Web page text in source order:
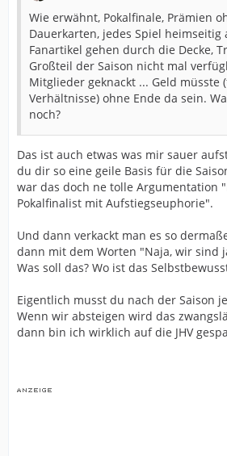
Wie erwähnt, Pokalfinale, Prämien
Dauerkarten, jedes Spiel heimseitig
Fanartikel gehen durch die Decke,
Großteil der Saison nicht mal
Mitglieder geknackt ... Geld müsste
Verhältnisse) ohne Ende da sein.
noch?
Das ist auch etwas was mir sauer
du dir so eine geile Basis für die
war das doch ne tolle Argumentation
Pokalfinalist mit Aufstiegseuphorie".
Und dann verkackt man es so
dann mit dem Worten "Naja, wir sind
Was soll das? Wo ist das
Eigentlich musst du nach der Saison
Wenn wir absteigen wird das
dann bin ich wirklich auf die JHV